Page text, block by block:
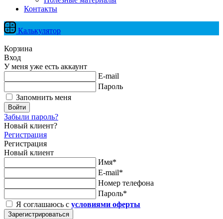
Контакты
Калькулятор
Корзина
Вход
У меня уже есть аккаунт
E-mail
Пароль
Запомнить меня
Войти
Забыли пароль?
Новый клиент?
Регистрация
Регистрация
Новый клиент
Имя*
E-mail*
Номер телефона
Пароль*
Я соглашаюсь с условиями оферты
Зарегистрироваться